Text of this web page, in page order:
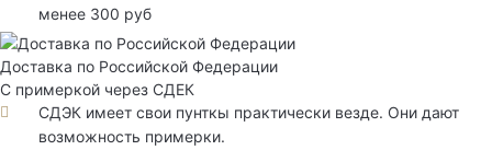
менее 300 руб
Доставка по Российской Федерации
С примеркой через СДЕК
СДЭК имеет свои пунткы практически везде. Они дают
возможность примерки.